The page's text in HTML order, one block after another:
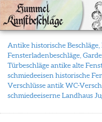
Antike historische
Fensterladenbeschläge,
Türbeschläge antike alte
schmiedeeisen historische
Verschlüsse antik WC-
schmiedeeiserne Landhaus